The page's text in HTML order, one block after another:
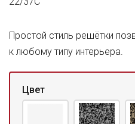
Простой стиль решётки
к любому типу интерьера.
Цвет